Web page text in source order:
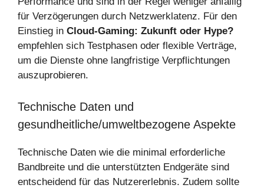
für Verzögerungen durch Netzwerklatenz. Für den
Einstieg in Cloud-Gaming: Zukunft oder Hype?
empfehlen sich Testphasen oder flexible Verträge,
um die Dienste ohne langfristige Verpflichtungen
auszuprobieren.
Technische Daten und
gesundheitliche/umweltbezogene Aspekte
Technische Daten wie die minimal erforderliche
Bandbreite und die unterstützten Endgeräte sind
entscheidend für das Nutzererlebnis. Zudem sollte